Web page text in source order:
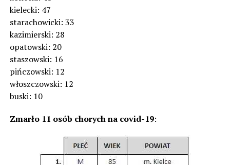
kielecki: 47
starachowicki: 33
kazimierski: 28
opatowski: 20
staszowski: 16
pińczowski: 12
włoszczowski: 12
buski: 10
Zmarło 11 osób chorych na covid-19: